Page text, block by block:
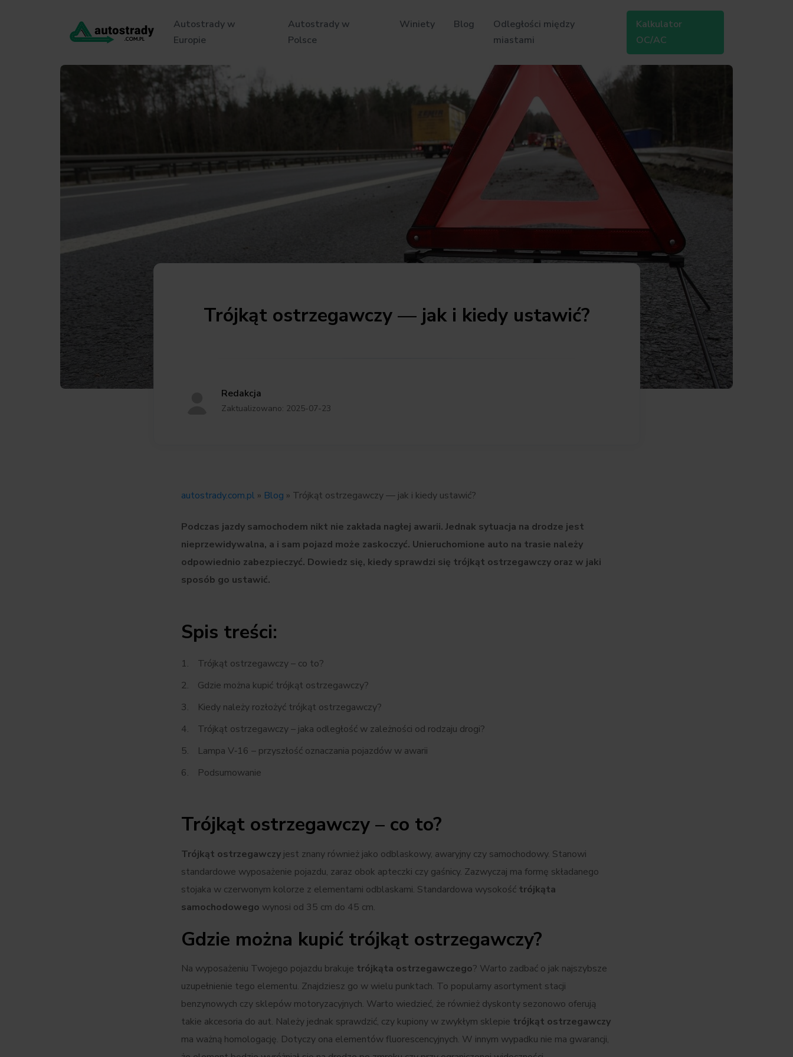
Autostrady w
Europie
Autostrady w
Polsce
Winiety Blog
Odległości między
miastami
Kalkulator
OC/AC
Trójkąt ostrzegawczy — jak i kiedy ustawić?
Redakcja
Zaktualizowano: 2025-07-23
autostrady.com.pl » Blog » Trójkąt ostrzegawczy — jak i kiedy ustawić?
Podczas jazdy samochodem nikt nie zakłada nagłej awarii. Jednak sytuacja na drodze jest
nieprzewidywalna, a i sam pojazd może zaskoczyć. Unieruchomione auto na trasie należy
odpowiednio zabezpieczyć. Dowiedz się, kiedy sprawdzi się trójkąt ostrzegawczy oraz w jaki
sposób go ustawić.
Spis treści:
Trójkąt ostrzegawczy – co to?
Gdzie można kupić trójkąt ostrzegawczy?
Kiedy należy rozłożyć trójkąt ostrzegawczy?
Trójkąt ostrzegawczy – jaka odległość w zależności od rodzaju drogi?
Lampa V‑16 – przyszłość oznaczania pojazdów w awarii
Podsumowanie
Trójkąt ostrzegawczy – co to?
Trójkąt ostrzegawczy jest znany również jako odblaskowy, awaryjny czy samochodowy. Stanowi
standardowe wyposażenie pojazdu, zaraz obok apteczki czy gaśnicy. Zazwyczaj ma formę składanego
stojaka w czerwonym kolorze z elementami odblaskami. Standardowa wysokość trójkąta
samochodowego wynosi od 35 cm do 45 cm.
Gdzie można kupić trójkąt ostrzegawczy?
Na wyposażeniu Twojego pojazdu brakuje trójkąta ostrzegawczego? Warto zadbać o jak najszybsze
uzupełnienie tego elementu. Znajdziesz go w wielu punktach. To popularny asortyment stacji
benzynowych czy sklepów motoryzacyjnych. Warto wiedzieć, że również dyskonty sezonowo oferują
takie akcesoria do aut. Należy jednak sprawdzić, czy kupiony w zwykłym sklepie trójkąt ostrzegawczy
ma ważną homologację. Dotyczy ona elementów fluorescencyjnych. W innym wypadku nie ma gwarancji,